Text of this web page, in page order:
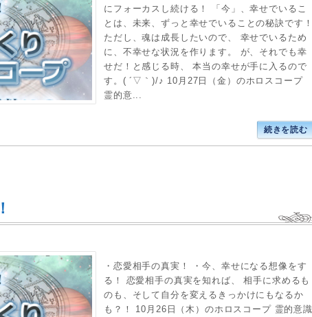
にフォーカスし続ける！ 「今」、幸せでいるこ
とは、未来、ずっと幸せでいることの秘訣です！
ただし、魂は成長したいので、 幸せでいるため
に、不幸せな状況を作ります。 が、それでも幸
せだ！と感じる時、 本当の幸せが手に入るので
す。( ´▽｀)/♪ 10月27日（金）のホロスコープ
霊的意...
続きを読む
・恋愛相手の真実！ ・今、幸せになる想像をす
る！ 恋愛相手の真実を知れば、 相手に求めるも
のも、そして自分を変えるきっかけにもなるか
も？！ 10月26日（木）のホロスコープ 霊的意識